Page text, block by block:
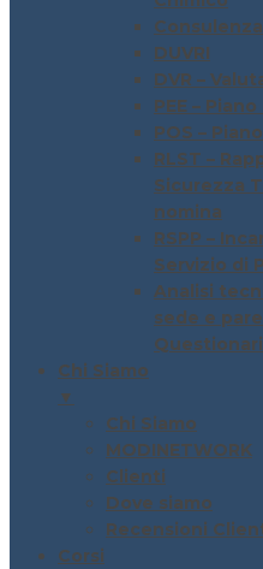
DUVRI
DVR –
PEE –
POS –
RLST –
Sicurezza
nomina
RSPP –
Servizio di
Analisi
sede e
Chi Siamo
▼
Chi Siamo
MODINETWORK
Clienti
Dove siamo
Recensioni
Corsi